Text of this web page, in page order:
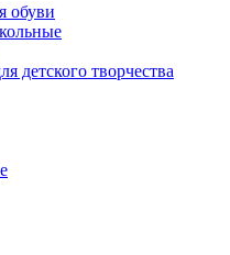
обуви
детского творчества